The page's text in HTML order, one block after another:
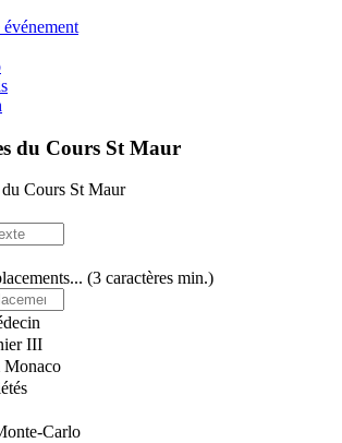
du Cours St Maur
(3 caractères min.)
III
Carlo